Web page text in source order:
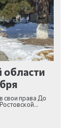
области
свои права До